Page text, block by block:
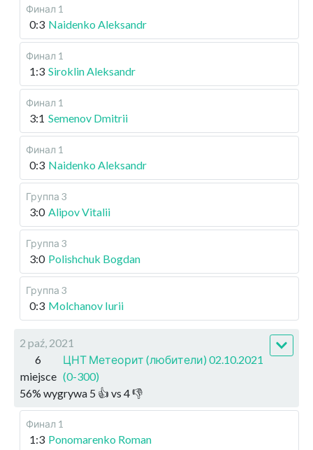
Финал 1
0:3 Naidenko Aleksandr
Финал 1
1:3 Siroklin Aleksandr
Финал 1
3:1 Semenov Dmitrii
Финал 1
0:3 Naidenko Aleksandr
Группа 3
3:0 Alipov Vitalii
Группа 3
3:0 Polishchuk Bogdan
Группа 3
0:3 Molchanov Iurii
2 paź, 2021
6
miejsce
ЦНТ Метеорит (любители) 02.10.2021
(0-300)
56% wygrywa 5 👍 vs 4👎
Финал 1
1:3 Ponomarenko Roman